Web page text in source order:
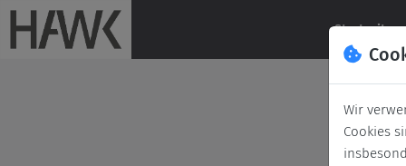
Startseite
Wir
Cookies